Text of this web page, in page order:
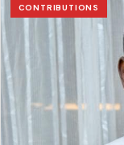
CONTRIBUTIONS